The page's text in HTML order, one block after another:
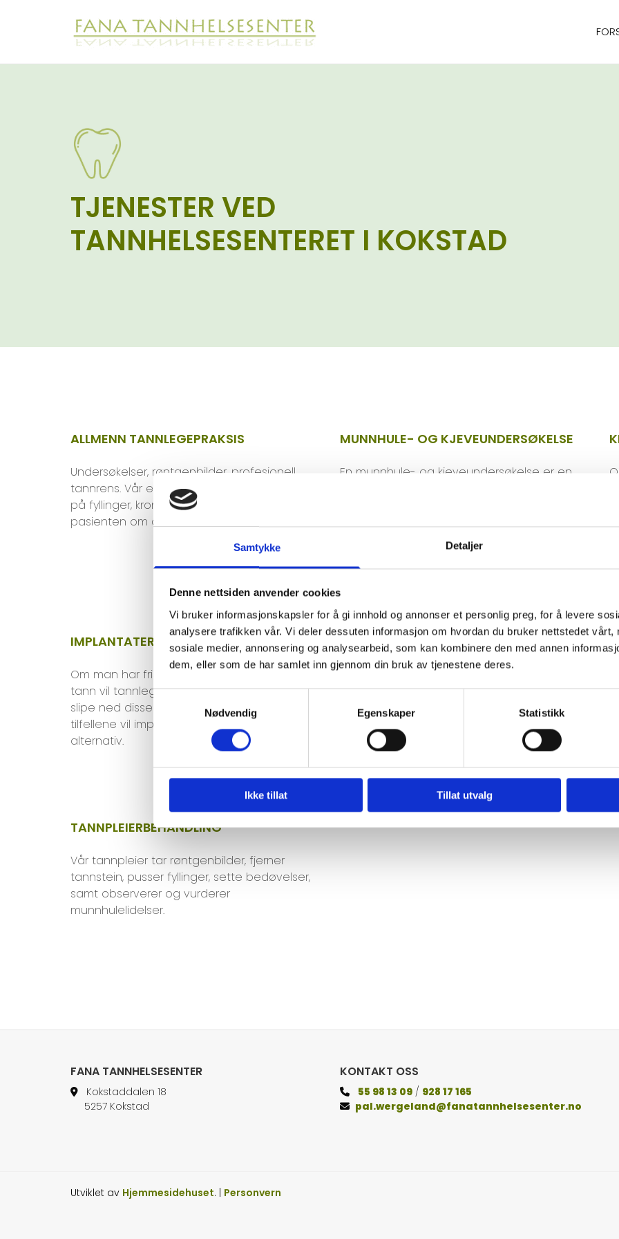
Samtykke Detaljer
Denne nettsiden anvender cookies
Vi bruker informasjonskapsler for å gi innhold og annonser et personlig preg, for å levere
analysere trafikken vår. Vi deler dessuten informasjon om hvordan du bruker nettstedet vårt,
sosiale medier, annonsering og analysearbeid, som kan kombinere den med annen
dem, eller som de har samlet inn gjennom din bruk av tjenestene deres.
Samtykkevalg
Nødvendig
Egenskaper Statistikk
Ikke tillat Tillat utvalg
TJENESTER VED
TANNHELSESENTERET I KOKSTAD
ALLMENN TANNLEGEPRAKSIS
Undersøkelser, røntgenbilder, profesjonell
tannrens. Vår erfarne tannlege kan også se
på fyllinger, kroner og broer for å forsikre
pasienten om at alt er i orden.
MUNNHULE- OG KJEVEUNDERSØKELSE
En munnhule- og kjeveundersøkelse er en
hjelp av tannbehandling.
IMPLANTATERSTATNINGER
Om man har friske tenner rundt en skadet
tann vil tannlegen ønske å unngå å måtte
slipe ned disse for å feste en bro. I disse
tilfellene vil implantater være et bedre
alternativ.
AKUTTHJELP
Er man uheldig kan et akutt tannlegebesøk
være nødvendig. Vi hjelper da med adekvat
behandling, "førstehjelp".
TANNPLEIERBEHANDLING
Vår tannpleier tar røntgenbilder, fjerner
tannstein, pusser fyllinger, sette bedøvelser,
samt observerer og vurderer
munnhulelidelser.
FANA TANNHELSESENTER

Kokstaddalen 18
5257 Kokstad
KONTAKT OSS
 55 98 13 09/ 928 17 165
 pal.wergeland@fanatannhelsesenter.no
Utviklet av Hjemmesidehuset. | Personvern